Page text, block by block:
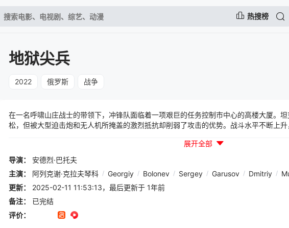
热搜榜
地狱尖兵
2022 俄罗斯 战争
在一名呼啸山庄战士的带领下，冲锋队面临着一项艰巨的任务控制市中心的高楼大厦。
松，但被大型迫击炮和无人机所掩盖的激烈抵抗却削弱了攻击的优势。战斗水平不断上升
展开全部
导演：
安德烈·巴托夫
主演：
阿列克谢·克拉夫琴科 / Georgiy / Bolonev / Sergey / Garusov / Dmitriy /
更新：
2025-02-11 11:53:13，最后更新于 1年前
备注：
已完结
评价：